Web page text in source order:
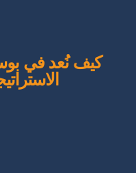
كيف نُعد في